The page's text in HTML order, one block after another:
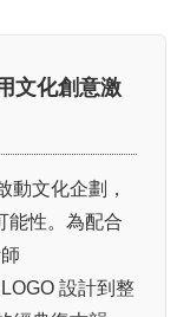
文化創意激
動文化企劃，
能性。為配合
設計到整